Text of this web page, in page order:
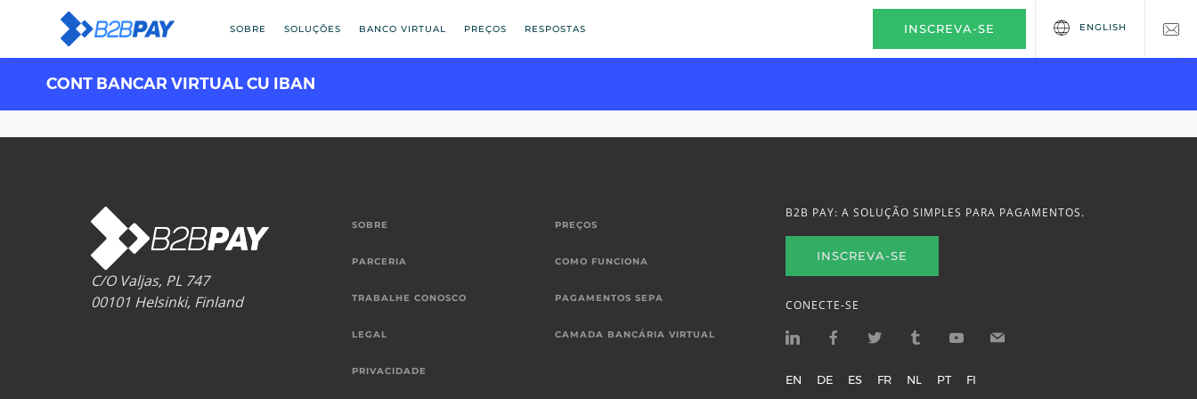
SOBRE SOLUÇÕES BANCO VIRTUAL PREÇOS RESPOSTAS INSCREVA-SE ENGLISH
CONT BANCAR VIRTUAL CU IBAN
C/O Valjas, PL 747
00101 Helsinki, Finland
SOBRE
PARCERIA
TRABALHE CONOSCO
LEGAL
PRIVACIDADE
PREÇOS
COMO FUNCIONA
PAGAMENTOS SEPA
CAMADA BANCÁRIA VIRTUAL
B2B PAY: A SOLUÇÃO SIMPLES PARA PAGAMENTOS.
INSCREVA-SE
CONECTE-SE
EN DE ES FR NL PT FI